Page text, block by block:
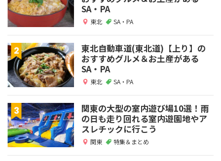
SA・PA
東北 SA・PA
東北自動車道(東北道)【上り】の
おすすめグルメ＆お土産がある
SA・PA
東北 SA・PA
関東の大型の室内遊び場10選！雨
の日も走り回れる室内遊園地やア
スレチックに行こう
関東 特集＆まとめ